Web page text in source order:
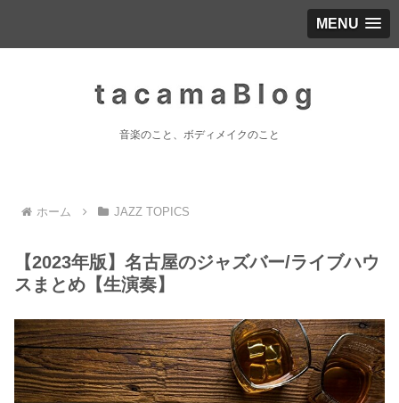
MENU
音楽のこと、ボディメイクのこと
ホーム JAZZ TOPICS
【2023年版】名古屋のジャズバー/ライブハウ
スまとめ【生演奏】